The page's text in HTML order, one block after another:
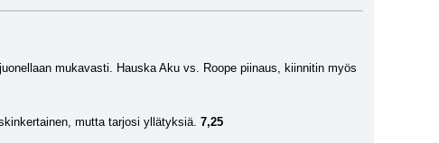
mukavasti. Hauska Aku vs. Roope piinaus, kiinnitin myös
mutta tarjosi yllätyksiä. 7,25